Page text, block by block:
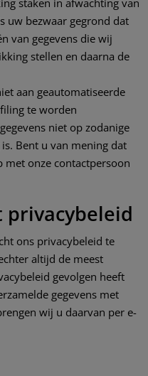
staken in afwachting van
uw bezwaar gegrond dat
van gegevens die wij
stellen en daarna de
aan geautomatiseerde
te worden
niet op zodanige
Bent u van mening dat
met onze contactpersoon
privacybeleid
ons privacybeleid te
altijd de meest
gevolgen heeft
gegevens met
wij u daarvan per e-